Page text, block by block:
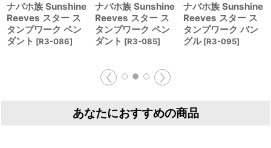
ナバホ族 Sunshine
Reeves スター ス
タンプワーク ペン
ダント [R3-086]
ナバホ族 Sunshine
Reeves スター ス
タンプワーク ペン
ダント [R3-085]
ナバホ族 Sunshine
Reeves スター ス
タンプワーク バン
グル [R3-095]
あなたにおすすめの商品